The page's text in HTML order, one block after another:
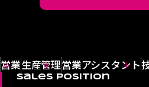
営業生産管理営業アシスタント
Sales position